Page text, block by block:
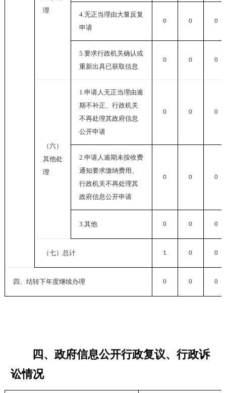
理
4.无正当理由大量反复
申请
0 0 0
5.要求行政机关确认或
重新出具已获取信息
0 0 0
（六）
其他处
理
1.申请人无正当理由逾
期不补正、行政机关
不再处理其政府信息
公开申请
0 0 0
2.申请人逾期未按收费
通知要求缴纳费用、
行政机关不再处理其
政府信息公开申请
0 0 0
3.其他 0 0 0
（七）总计 1 0 0
四、结转下年度继续办理 0 0 0
四、政府信息公开行政复议、行政诉
讼情况